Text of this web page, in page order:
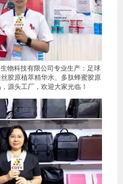
物科技有限公司专业生产：足球
胶原植萃精华水、多肽蜂蜜胶原
源头工厂，欢迎大家光临！